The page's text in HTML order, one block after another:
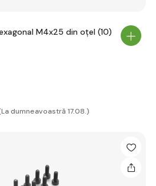
M4x25 din oțel (10)
dumneavoastră 17.08.)